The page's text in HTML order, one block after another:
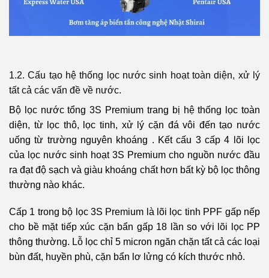
1.2. Cấu tạo hệ thống lọc nước sinh hoạt toàn diện, xử lý
tất cả các vấn đề về nước.
Bộ lọc nước tổng 3S Premium trang bị hệ thống lọc toàn
diện, từ lọc thô, lọc tinh, xử lý cặn đá vôi đến tạo nước
uống từ trường nguyên khoáng . Kết cấu 3 cấp 4 lõi lọc
của lọc nước sinh hoạt 3S Premium cho nguồn nước đầu
ra đạt độ sạch và giàu khoáng chất hơn bất kỳ bộ lọc thông
thường nào khác.
Cấp 1 trong bộ lọc 3S Premium là lõi lọc tinh PPF gấp nếp
cho bề mặt tiếp xúc cặn bẩn gấp 18 lần so với lõi lọc PP
thông thường. Lỗ lọc chỉ 5 micron ngăn chặn tất cả các loại
bùn đất, huyền phù, cặn bẩn lơ lửng có kích thước nhỏ.